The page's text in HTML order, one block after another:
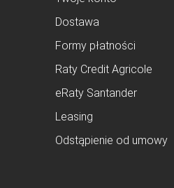
Dostawa
Formy płatności
Raty Credit Agricole
eRaty Santander
Leasing
Odstąpienie od umowy